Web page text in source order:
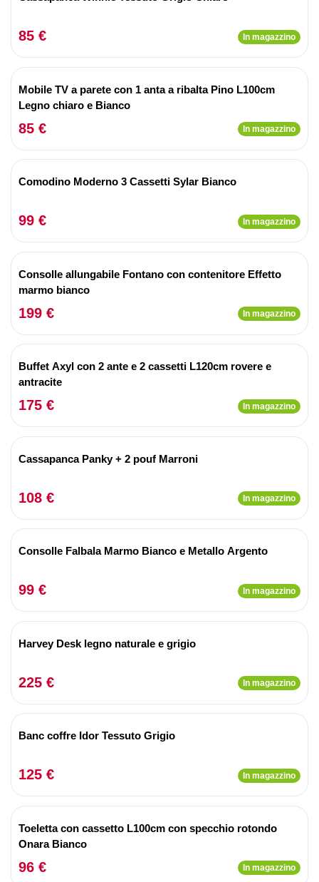
85 € In magazzino
Mobile TV a parete con 1 anta a ribalta Pino L100cm
Legno chiaro e Bianco
85 € In magazzino
Comodino Moderno 3 Cassetti Sylar Bianco
99 € In magazzino
Consolle allungabile Fontano con contenitore Effetto
marmo bianco
199 € In magazzino
Buffet Axyl con 2 ante e 2 cassetti L120cm rovere e
antracite
175 € In magazzino
Cassapanca Panky + 2 pouf Marroni
108 € In magazzino
Consolle Falbala Marmo Bianco e Metallo Argento
99 € In magazzino
Harvey Desk legno naturale e grigio
225 € In magazzino
Banc coffre Idor Tessuto Grigio
125 € In magazzino
Toeletta con cassetto L100cm con specchio rotondo
Onara Bianco
96 € In magazzino